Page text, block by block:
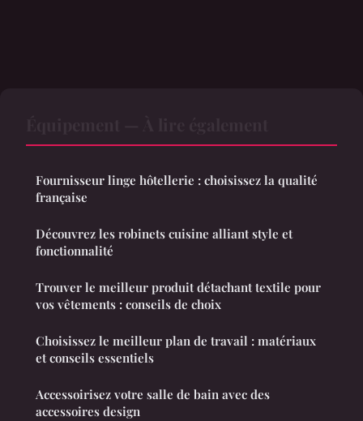
Fournisseur linge hôtellerie : choisissez la qualité
française
Découvrez les robinets cuisine alliant style et
fonctionnalité
Trouver le meilleur produit détachant textile pour
vos vêtements : conseils de choix
Choisissez le meilleur plan de travail : matériaux
et conseils essentiels
Accessoirisez votre salle de bain avec des
accessoires design